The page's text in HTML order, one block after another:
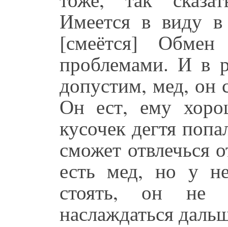
Имеется в виду в
[смеётся]
проблемами. И в
допустим, мед, он
Он ест, ему
кусочек дегтя
сможет отвлечься
есть мед, но у
стоять, он не
наслаждаться